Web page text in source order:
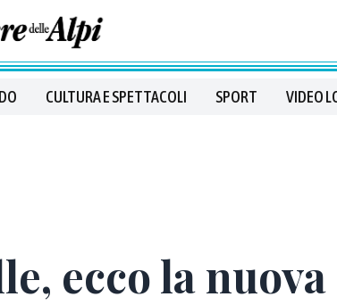
CULTURA E SPETTACOLI SPORT VIDEO
ecco la